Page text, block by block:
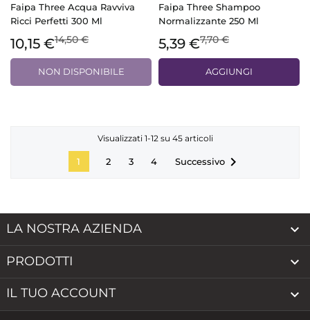
Faipa Three Acqua Ravviva
Ricci Perfetti 300 Ml
10,15 €14,50 €
NON DISPONIBILE
Faipa Three Shampoo
Normalizzante 250 Ml
5,39 €7,70 €
AGGIUNGI
Visualizzati 1-12 su 45 articoli
1 2 3 4 Successivo 
LA NOSTRA AZIENDA 
PRODOTTI 
IL TUO ACCOUNT 